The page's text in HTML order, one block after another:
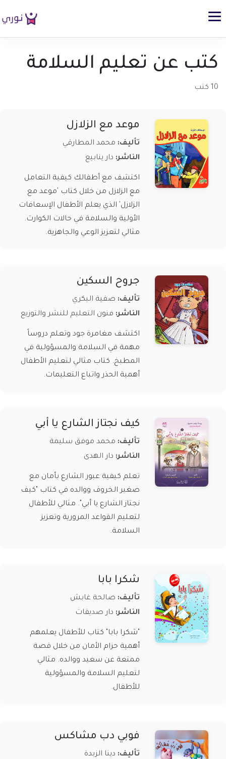
كتب عن تعليم السلامة
10 كتب
موعد مع الزلازل
تأليف: محمد المطارقي
الناشر: دار ينابيع
اكتشف مع أطفالك كيفية التعامل
مع الزلازل من خلال كتاب 'موعد مع
الزلازل' الذي يعلم الأطفال الإسعافات
الأولية والسلامة في حالات الكوارث.
مثالي لتعزيز الوعي والجاهزية.
جروح السكين
تأليف: صفية البكري
الناشر: فنون التعليم للنشر والتوزيع
اكتشف مغامرة جود وتعلم دروساً
مهمة في السلامة والمسؤولية في
المطبخ. كتاب مثالي لتعليم الأطفال
أهمية الحذر واتباع التعليمات.
كيف نجتاز الشارع يا أبي
تأليف: محمد موفق سليمة
الناشر: دار الهدى
تعلم كيفية عبور الشارع بأمان مع
صغير الخروف ووالده في كتاب "كيف
نجتاز الشارع يا أبي". مثالي للأطفال
لتعليم القواعد المرورية وتعزيز
السلامة.
شكرا بابا
تأليف: صالحة غابش
الناشر: دار صديقات
"شكرا بابا" كتاب للأطفال يعلمهم
أهمية حزام الأمان من خلال قصة
ممتعة عن سعيد ووالده. مثالي
لتعليم السلامة والمسؤولية
للأطفال.
فوبي دب مشاكس
تأليف: دينا الزبدة